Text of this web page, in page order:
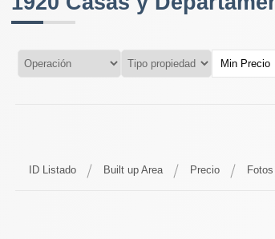
ID Listado Built up Area Precio Fotos